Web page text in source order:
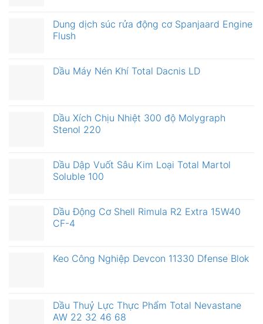
Dung dịch súc rửa động cơ Spanjaard Engine
Flush
Dầu Máy Nén Khí Total Dacnis LD
Dầu Xích Chịu Nhiệt 300 độ Molygraph
Stenol 220
Dầu Dập Vuốt Sâu Kim Loại Total Martol
Soluble 100
Dầu Động Cơ Shell Rimula R2 Extra 15W40
CF-4
Keo Công Nghiệp Devcon 11330 Dfense Blok
Dầu Thuỷ Lực Thực Phẩm Total Nevastane
AW 22 32 46 68